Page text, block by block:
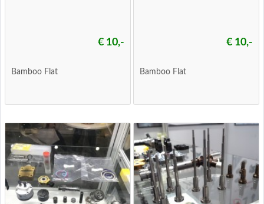
€ 10,-
Bamboo Flat
€ 10,-
Bamboo Flat